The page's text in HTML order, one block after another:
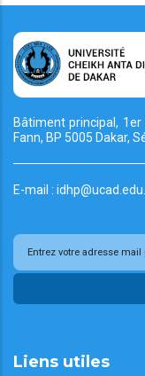
Bâtiment principal,
Fann, BP 5005 Dakar,
E-mail :
Liens utiles